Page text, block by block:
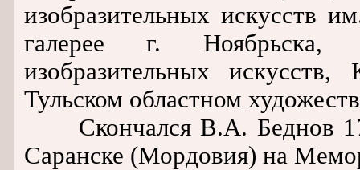
изобразительных искусств
галерее г. Ноябрьска,
изобразительных искусств,
Тульском областном
Скончался В.А. Беднов 17
Саранске (Мордовия) на